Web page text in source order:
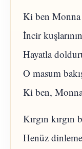
Ki ben Monna
İncir
Hayatla
O masum
Ki ben,
Kırgın kırgın
Henüz